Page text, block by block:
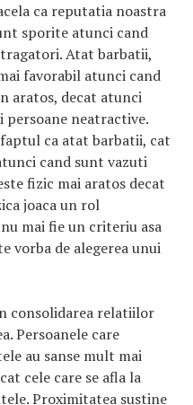
ca reputatia noastra
sporite atunci cand
Atat barbatii,
favorabil atunci cand
aratos, decat atunci
persoane neatractive.
ca atat barbatii, cat
cand sunt vazuti
fizic mai aratos decat
joaca un rol
mai fie un criteriu asa
vorba de alegerea unui
consolidarea relatiilor
Persoanele care
au sanse mult mai
cele care se afla la
Proximitatea sustine